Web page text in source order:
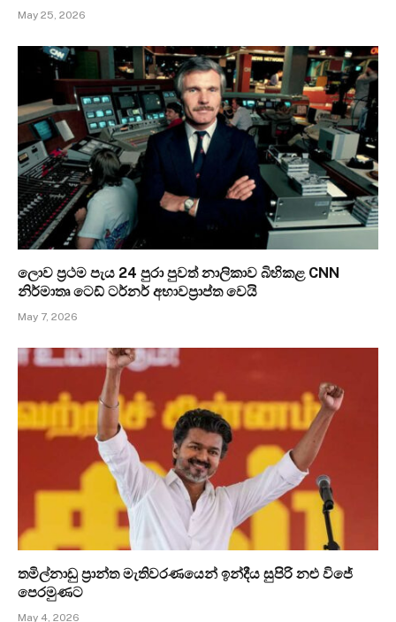
May 25, 2026
ලොව ප්‍රථම පැය 24 පුරා පුවත් නාලිකාව බිහිකළ CNN
නිර්මාතෘ ටෙඩ් ටර්නර් අභාවප්‍රාප්ත වෙයි
May 7, 2026
තමිල්නාඩු ප්‍රාන්ත මැතිවරණයෙන් ඉන්දීය සුපිරි නළු විජේ
පෙරමුණට
May 4, 2026